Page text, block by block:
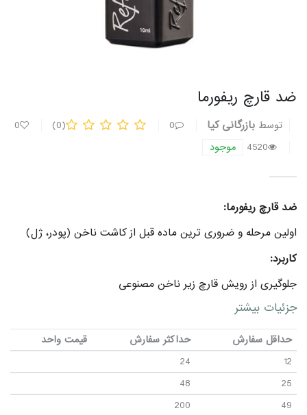
ضد قارچ ریفورما
توسط بازرگانی کیا 0
(0)
0
4520
موجود
ضد قارچ ریفورما:
اولین مرحله و ضروری ترین ماده قبل از کاشت ناخن (پودر، ژل)
کاربرد:
جلوگیری از رویش قارچ زیر ناخن مصنوعی
پاک کننده هر گونه روغن و چربی از سطح ناخن
کمک به چسبندگی بهتر پرایمر
جزئیات بیشتر
حداقل سفارش حداکثر سفارش
قیمت واحد
12
24
25
48
49
200